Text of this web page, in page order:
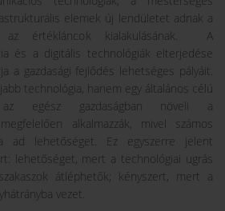
elemek új lendületet adnak a
az értékláncok kialakulásának. A
és a digitális technológiák elterjedése
a gazdasági fejlődés lehetséges pályáit.
technológia, hanem egy általános célú
az egész gazdaságban növeli a
alkalmazzák, mivel számos
ad lehetőséget. Ez egyszerre jelent
lehetőséget, mert a technológiai ugrás
átléphetők; kényszert, mert a
vezet.